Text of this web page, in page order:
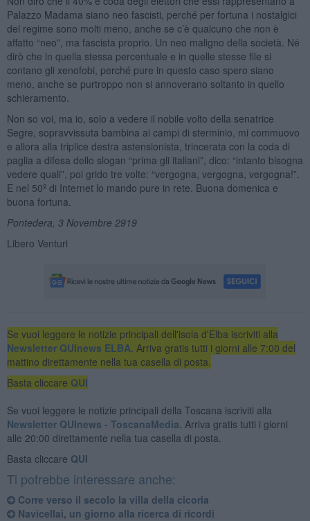
Palazzo Madama siano neo fascisti, perché per fortuna i nostalgici
del regime sono molti meno, anche se c’è qualcuno che non è
affatto “neo”, ma fascista proprio. Un neo maligno della società. Né
dirò che in quella stessa percentuale e in quelle stesse file si
contano gli xenofobi, perché pure in questo caso spero siano
meno, anche se purtroppo non si annoverano soltanto in quello
schieramento.
Non so voi, ma io, solo a vedere il nobile volto della senatrice
Segre, sopravvissuta bambina ai campi di sterminio, mi commuovo
e allora alla triplice destra astensionista, trincerata con la coda di
paglia a difesa dello slogan “prima gli italiani”, dico: “intanto bisogna
vedere quali”, poi grido tre volte: “vergogna, vergogna, vergogna!”.
E nel 50º di Internet lo mando pure in rete. Buona domenica e
buona fortuna.
Pontedera, 3 Novembre 2919
Libero Venturi
Se vuoi leggere le notizie principali dell'isola d'Elba iscriviti alla
Newsletter QUInews ELBA. Arriva gratis tutti i giorni alle 7:00 del
mattino direttamente nella tua casella di posta.
Basta cliccare QUI
Se vuoi leggere le notizie principali della Toscana iscriviti alla
Newsletter QUInews - ToscanaMedia. Arriva gratis tutti i giorni
alle 20:00 direttamente nella tua casella di posta.
Basta cliccare QUI
Ti potrebbe interessare anche:
​Corre verso il secolo la villa della cicoria
Navicellai, un giorno alla ricerca di ricordi